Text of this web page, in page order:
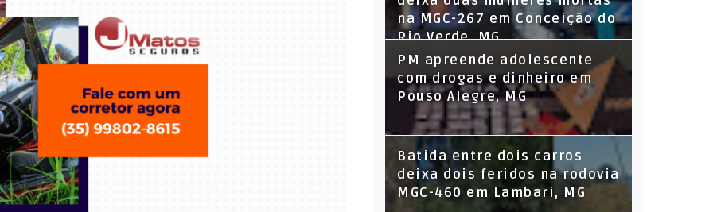
na MGC-267 em Conceição do
Rio Verde, MG
PM apreende adolescente
com drogas e dinheiro em
Pouso Alegre, MG
Batida entre dois carros
deixa dois feridos na rodovia
MGC-460 em Lambari, MG